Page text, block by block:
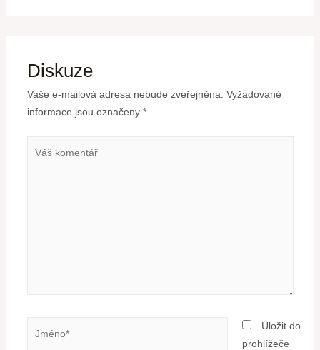
Diskuze
Vaše e-mailová adresa nebude zveřejněna. Vyžadované
informace jsou označeny *
Uložit do
prohlížeče